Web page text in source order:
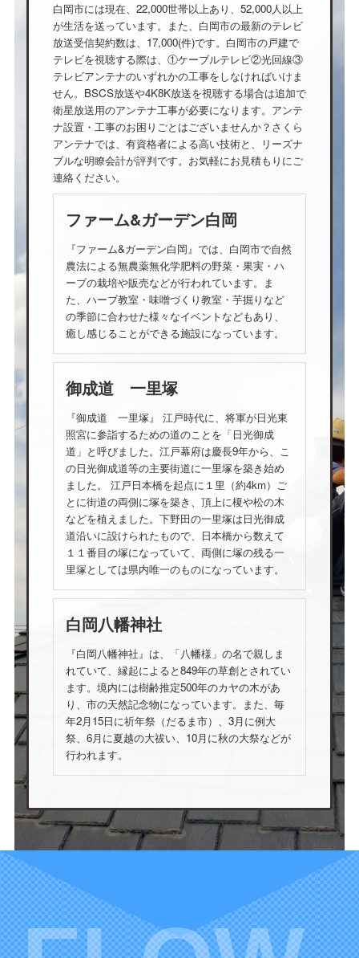
白岡市には現在、22,000世帯以上あり、52,000人以上
が生活を送っています。また、白岡市の最新のテレビ
放送受信契約数は、17,000(件)です。白岡市の戸建で
テレビを視聴する際は、①ケーブルテレビ②光回線③
テレビアンテナのいずれかの工事をしなければいけま
せん。BSCS放送や4K8K放送を視聴する場合は追加で
衛星放送用のアンテナ工事が必要になります。アンテ
ナ設置・工事のお困りごとはございませんか？さくら
アンテナでは、有資格者による高い技術と、リーズナ
ブルな明瞭会計が評判です。お気軽にお見積もりにご
連絡ください。
ファーム&ガーデン白岡
『ファーム&ガーデン白岡』では、白岡市で自然
農法による無農薬無化学肥料の野菜・果実・ハ
ーブの栽培や販売などが行われています。ま
た、ハーブ教室・味噌づくり教室・芋掘りなど
の季節に合わせた様々なイベントなどもあり、
癒し感じることができる施設になっています。
御成道 一里塚
『御成道 一里塚』 江戸時代に、将軍が日光東
照宮に参詣するための道のことを「日光御成
道」と呼びました。江戸幕府は慶長9年から、こ
の日光御成道等の主要街道に一里塚を築き始め
ました。 江戸日本橋を起点に１里（約4km）ご
とに街道の両側に塚を築き、頂上に榎や松の木
などを植えました。下野田の一里塚は日光御成
道沿いに設けられたもので、日本橋から数えて
１１番目の塚になっていて、両側に塚の残る一
里塚としては県内唯一のものになっています。
白岡八幡神社
『白岡八幡神社』は、「八幡様」の名で親しま
れていて、縁起によると849年の草創とされてい
ます。境内には樹齢推定500年のカヤの木があ
り、市の天然記念物になっています。また、毎
年2月15日に祈年祭（だるま市）、3月に例大
祭、6月に夏越の大祓い、10月に秋の大祭などが
行われます。